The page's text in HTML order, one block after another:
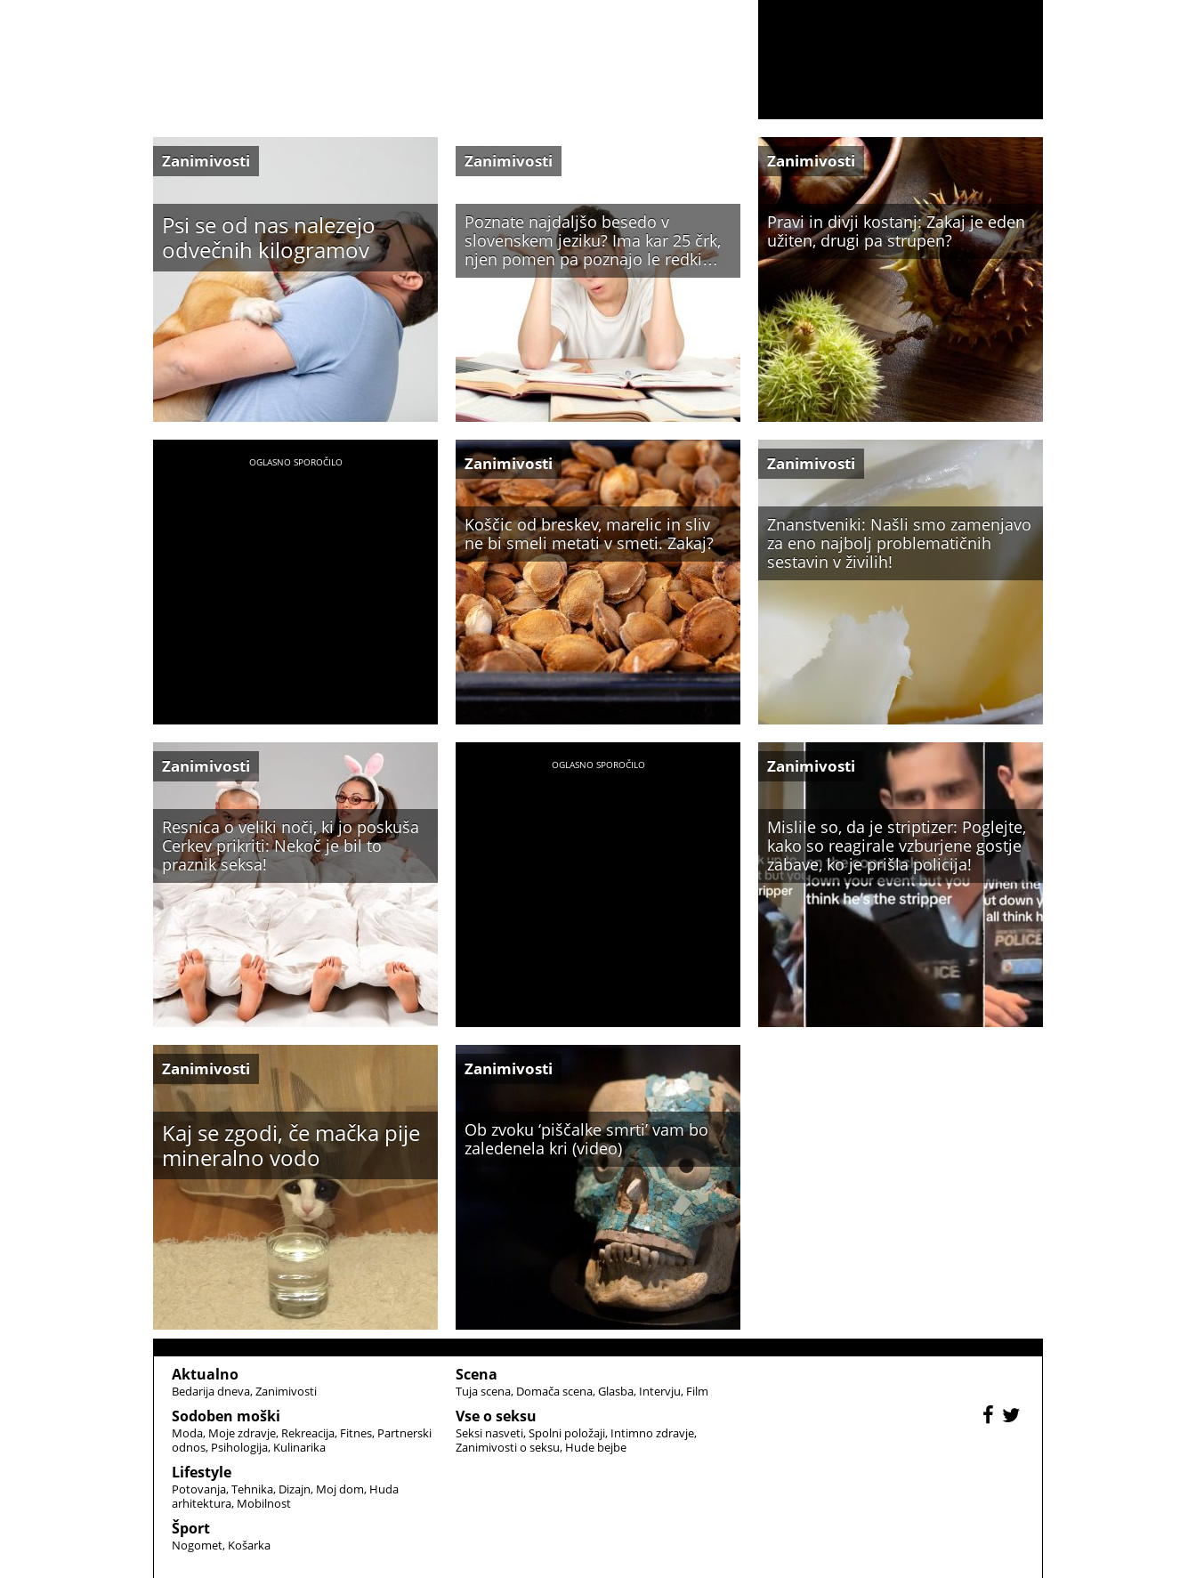
Psi se od nas nalezejo
odvečnih kilogramov
Zanimivosti
Poznate najdaljšo besedo v
slovenskem jeziku? Ima kar 25 črk,
njen pomen pa poznajo le redki…
Zanimivosti
Pravi in divji kostanj: Zakaj je eden
užiten, drugi pa strupen?
Zanimivosti
Koščic od breskev, marelic in sliv
ne bi smeli metati v smeti. Zakaj?
Zanimivosti
Znanstveniki: Našli smo zamenjavo
za eno najbolj problematičnih
sestavin v živilih!
Zanimivosti
Resnica o veliki noči, ki jo poskuša
Cerkev prikriti: Nekoč je bil to
praznik seksa!
Zanimivosti
Mislile so, da je striptizer: Poglejte,
kako so reagirale vzburjene gostje
zabave, ko je prišla policija!
Zanimivosti
Kaj se zgodi, če mačka pije
mineralno vodo
Zanimivosti
Ob zvoku ‘piščalke smrti’ vam bo
zaledenela kri (video)
Zanimivosti
Aktualno
Bedarija dneva Zanimivosti
Sodoben moški
Moda Moje zdravje Rekreacija Fitnes Partnerski
odnos Psihologija Kulinarika
Lifestyle
Potovanja Tehnika Dizajn Moj dom Huda
arhitektura Mobilnost
Šport
Nogomet Košarka
Scena
Tuja scena Domača scena Glasba Intervju Film
Vse o seksu
Seksi nasveti Spolni položaji Intimno zdravje
Zanimivosti o seksu Hude bejbe